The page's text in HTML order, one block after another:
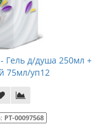
Гель д/душа 250мл +
75мл/уп12
РТ-00097568